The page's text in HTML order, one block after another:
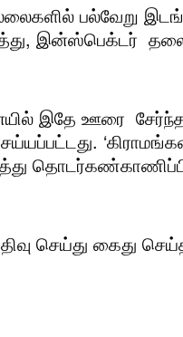
பல்வேறு
இன்ஸ்பெக்டர்
இதே ஊரை
செய்து கைது